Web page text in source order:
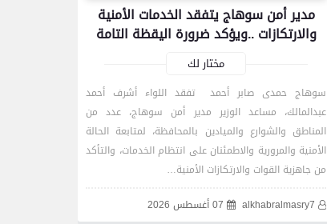
مدير أمن سوهاج يتفقد الخدمات الأمنية
والارتكازات ..ويؤكد ضرورة اليقظة التامة
مختار لك
سوهاج حمدى صابر أحمد تفقد اللواء أشرف أحمد
عبدالمالك، مساعد الوزير مدير أمن سوهاج، عدد من
المناطق والشوارع والميادين بالمحافظة، لمتابعة الحالة
الأمنية والمرورية والاطمئنان على انتظام الخدمات، والتأكد
من جاهزية القوات والارتكازات الأمنية…
alkhabralmasry7
07 أغسطس 2026